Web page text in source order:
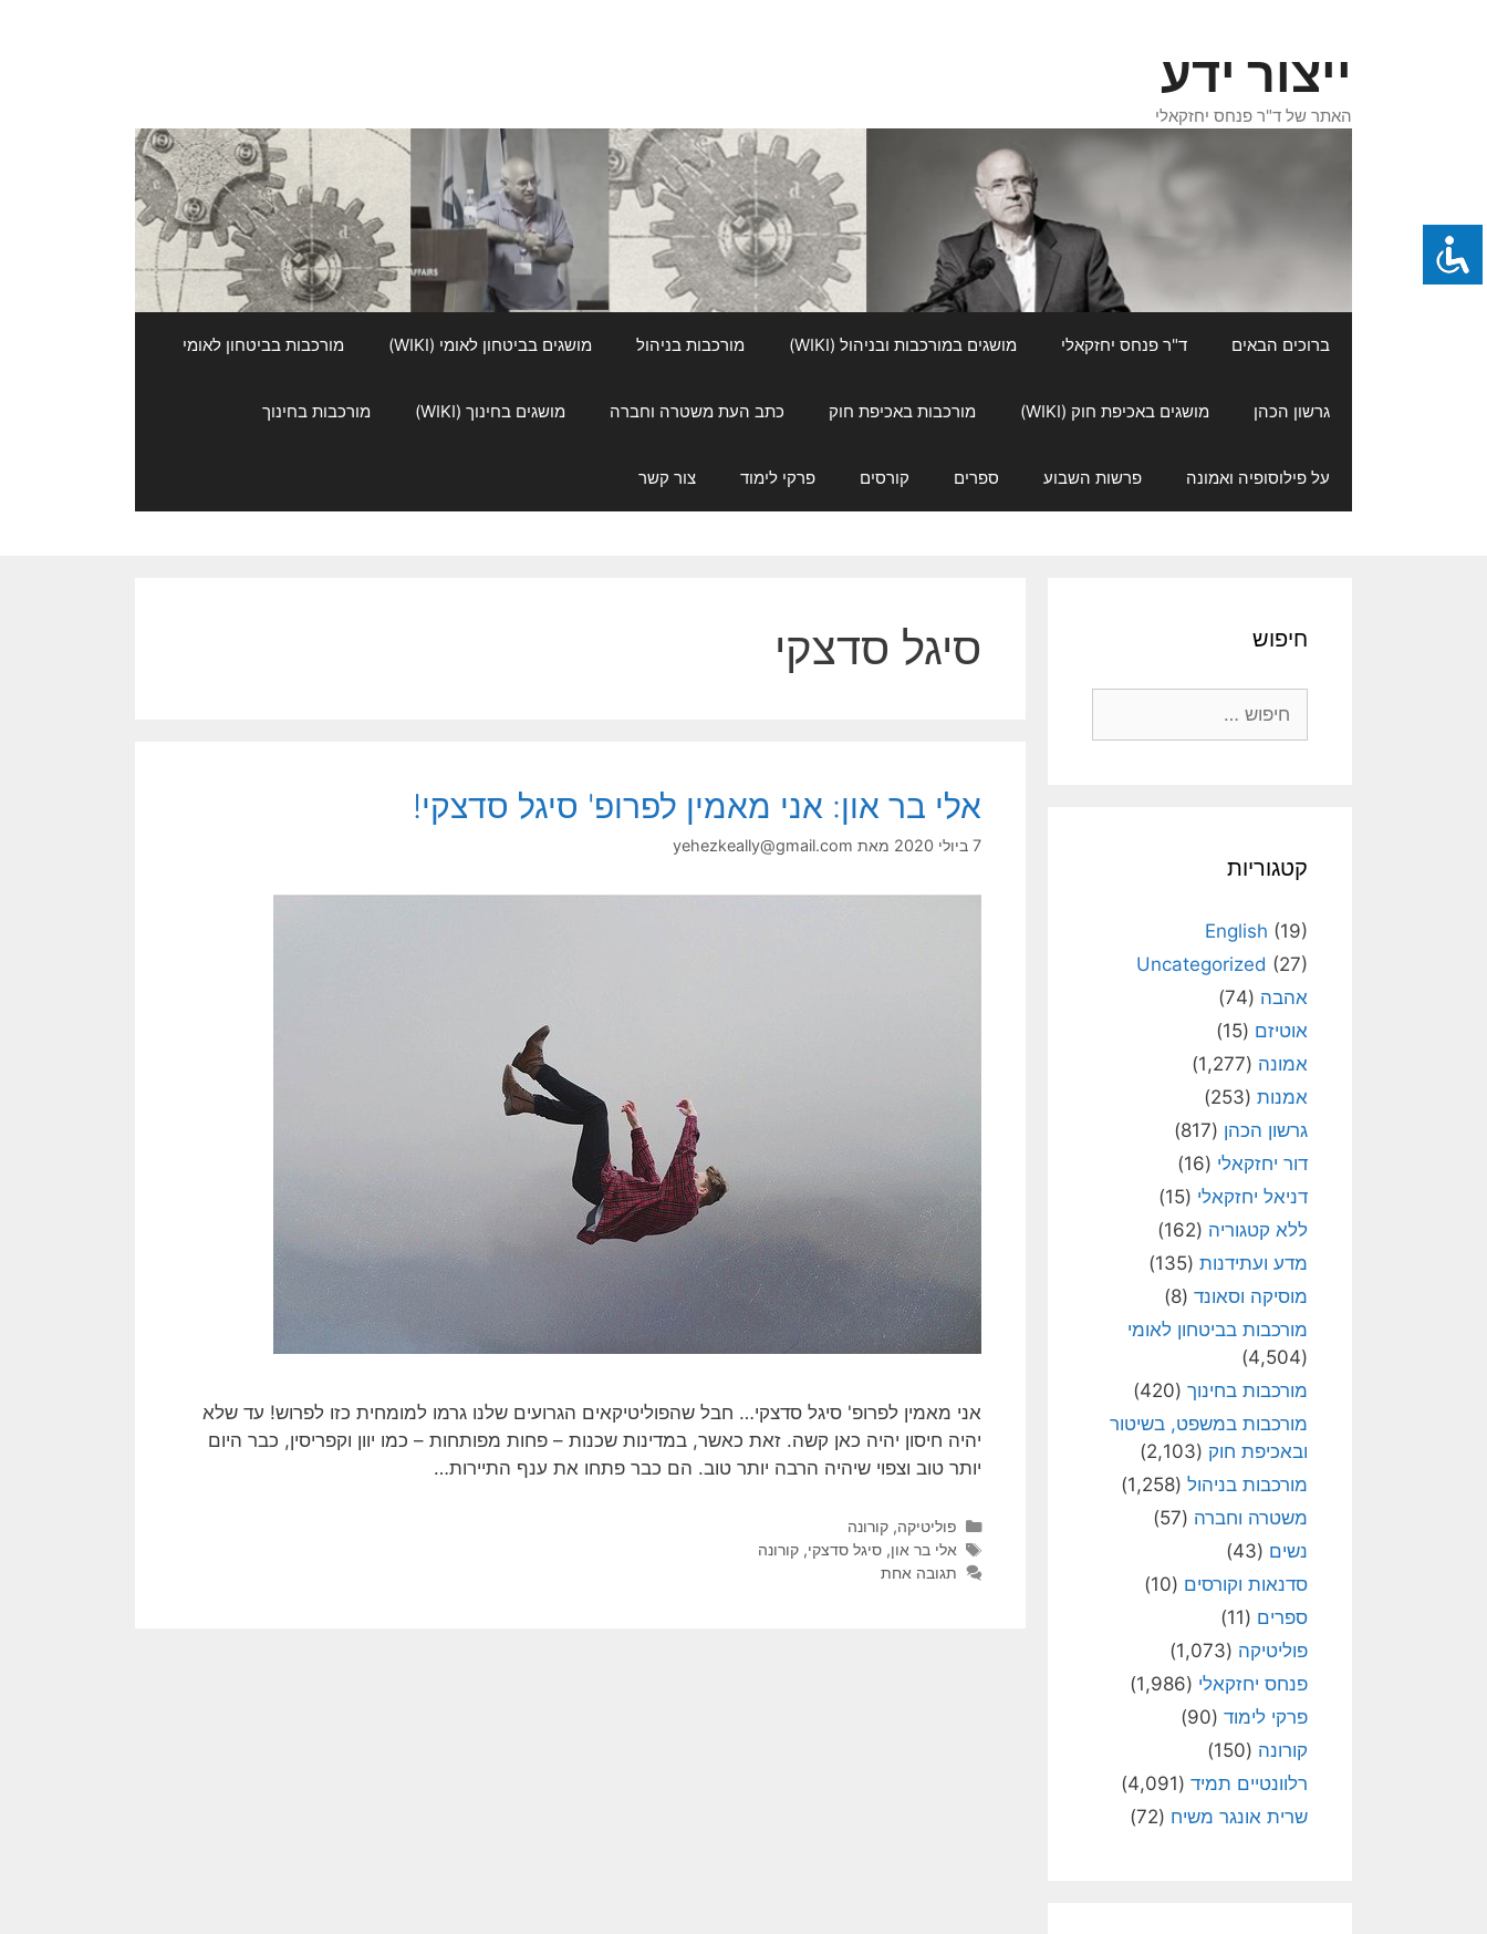
ייצור ידע
האתר של ד"ר פנחס יחזקאלי
ברוכים הבאים ד"ר פנחס יחזקאלי מושגים במורכבות ובניהול (WIKI) מורכבות בניהול מושגים בביטחון לאומי (WIKI) מורכבות בביטחון לאומי
גרשון הכהן מושגים באכיפת חוק (WIKI) מורכבות באכיפת חוק כתב העת משטרה וחברה מושגים בחינוך (WIKI) מורכבות בחינוך
על פילוסופיה ואמונה פרשות השבוע ספרים קורסים פרקי לימוד צור קשר
סיגל סדצקי
אלי בר און: אני מאמין לפרופ' סיגל סדצקי!
7 ביולי 2020 מאת yehezkeally@gmail.com
אני מאמין לפרופ' סיגל סדצקי… חבל שהפוליטיקאים הגרועים שלנו גרמו למומחית כזו לפרוש! עד שלא
יהיה חיסון יהיה כאן קשה. זאת כאשר, במדינות שכנות – פחות מפותחות – כמו יוון וקפריסין, כבר היום
יותר טוב וצפוי שיהיה הרבה יותר טוב. הם כבר פתחו את ענף התיירות…
קטגוריות
פוליטיקה, קורונה
תגיות
אלי בר און, סיגל סדצקי, קורונה
תגובה אחת
חיפוש
קטגוריות
English (19)
Uncategorized (27)
אהבה (74)
אוטיזם (15)
אמונה (1,277)
אמנות (253)
גרשון הכהן (817)
דור יחזקאלי (16)
דניאל יחזקאלי (15)
ללא קטגוריה (162)
מדע ועתידנות (135)
מוסיקה וסאונד (8)
מורכבות בביטחון לאומי
(4,504)
מורכבות בחינוך (420)
מורכבות במשפט, בשיטור
ובאכיפת חוק (2,103)
מורכבות בניהול (1,258)
משטרה וחברה (57)
נשים (43)
סדנאות וקורסים (10)
ספרים (11)
פוליטיקה (1,073)
פנחס יחזקאלי (1,986)
פרקי לימוד (90)
קורונה (150)
רלוונטיים תמיד (4,091)
שרית אונגר משיח (72)